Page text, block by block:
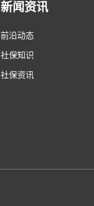
新闻资讯
前沿动态
社保知识
社保资讯